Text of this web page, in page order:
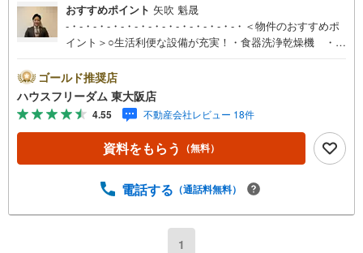
おすすめポイント 矢吹 魁晟
-・-・-・-・-・-・-・-・-・-・-・-・-・＜物件のおすすめポ
イント＞○生活利便な設備が充実！・食器洗浄乾燥機 ・浄
洗浄便座○収納豊富な4LDKの間取り！・ウォークインクロ
ーゼット ・シューズクローゼット ・パントリー○キッチ
ンフルフラット仕様につき開放感あるLDKを実現！○全室2
面採光！日当たり良好な明るい室内です！＜周辺環境＞・
関西スーパー日下店:徒歩5分（354m）・ローソン東大阪中
石切町四丁目店:徒歩5分（374m）・石切小学校:徒歩12分
ウスフリーダムは【東証スタンダード上場企業】です！不
任せ下さい。（ご来店の際は、店舗に駐車場を完備してお
ゴールド推奨店
ハウスフリーダム 東大阪店
4.55 不動産会社レビュー 18件
資料をもらう （無料）
電話する （通話料無料）
1